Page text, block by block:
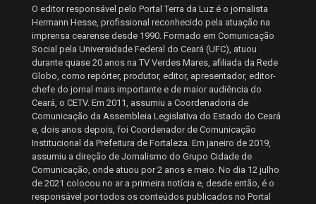
O editor responsável pelo Portal Terra da Luz é o jornalista
Hermann Hesse, profissional reconhecido pela atuação na
imprensa cearense desde 1990. Formado em Comunicação
Social pela Universidade Federal do Ceará (UFC), atuou
durante quase 20 anos na TV Verdes Mares, afiliada da Rede
Globo, como repórter, produtor, editor, apresentador, editor-
chefe do jornal mais importante e de maior audiência do
Ceará, o CETV. Em 2011, assumiu a Coordenadoria de
Comunicação da Assembleia Legislativa do Estado do Ceará
e, dois anos depois, foi Coordenador de Comunicação
Institucional da Prefeitura de Fortaleza. Em janeiro de 2019,
assumiu a direção de Jornalismo do Grupo Cidade de
Comunicação, onde atuou por 2 anos e meio. No dia 12 julho
de 2021 colocou no ar a primeira notícia e, desde então, é o
responsável por todos os conteúdos publicados no Portal